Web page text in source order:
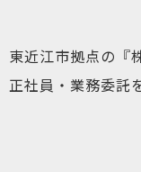
東近江市拠点の『
正社員・業務委託